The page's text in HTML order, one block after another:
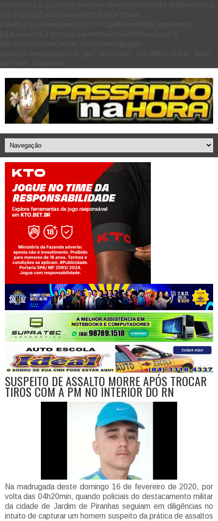
Jogue com responsabilidade. 18+
SUSPEITO DE ASSALTO MORRE APÓS TROCAR
TIROS COM A PM NO INTERIOR DO RN
Na madrugada deste domingo 16 de fevereiro de 2020, por
volta das 04h20min, quando policiais do destacamento militar
da cidade de Jardim de Piranhas seguiam em diligências no
intuito de capturar um homem suspeito da prática de assaltos